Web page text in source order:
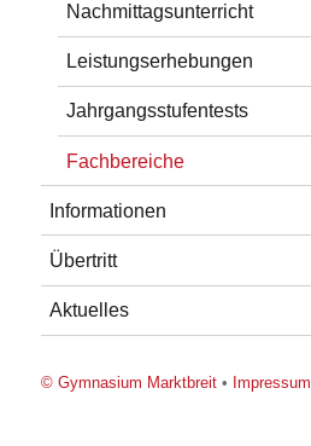
Nachmittagsunterricht
Leistungserhebungen
Jahrgangsstufentests
Fachbereiche
Informationen
Übertritt
Aktuelles
© Gymnasium Marktbreit • Impressum